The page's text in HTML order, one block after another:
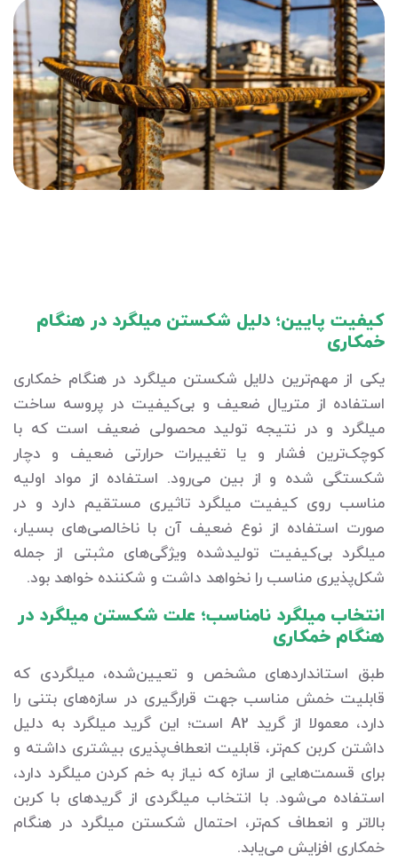
کیفیت پایین؛ دلیل شکستن میلگرد در هنگام
خمکاری
یکی از مهم‌ترین دلایل شکستن میلگرد در هنگام خمکاری
استفاده از متریال ضعیف و بی‌کیفیت در پروسه ساخت
میلگرد و در نتیجه تولید محصولی ضعیف است که با
کوچک‌ترین فشار و یا تغییرات حرارتی ضعیف و دچار
شکستگی شده و از بین می‌رود. استفاده از مواد اولیه
مناسب روی کیفیت میلگرد تاثیری مستقیم دارد و در
صورت استفاده از نوع ضعیف آن با ناخالصی‌های بسیار،
میلگرد بی‌کیفیت تولیدشده ویژگی‌های مثبتی از جمله
شکل‌پذیری مناسب را نخواهد داشت و شکننده خواهد بود.
انتخاب میلگرد نامناسب؛ علت شکستن میلگرد در
هنگام خمکاری
طبق استانداردهای مشخص و تعیین‌شده، میلگردی که
قابلیت خمش مناسب جهت قرارگیری در سازه‌های بتنی را
دارد، معمولا از گرید A2 است؛ این گرید میلگرد به دلیل
داشتن کربن کم‌تر، قابلیت انعطاف‌پذیری بیشتری داشته و
برای قسمت‌هایی از سازه که نیاز به خم کردن میلگرد دارد،
استفاده می‌شود. با انتخاب میلگردی از گریدهای با کربن
بالاتر و انعطاف کم‌تر، احتمال شکستن میلگرد در هنگام
خمکاری افزایش می‌یابد.